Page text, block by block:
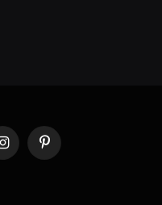
InstagramPinterest